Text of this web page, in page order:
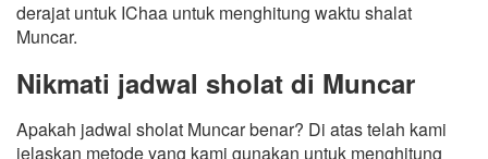
derajat untuk IChaa untuk menghitung waktu shalat
Muncar.
Nikmati jadwal sholat di Muncar
Apakah jadwal sholat Muncar benar? Di atas telah kami
jelaskan metode yang kami gunakan untuk menghitung